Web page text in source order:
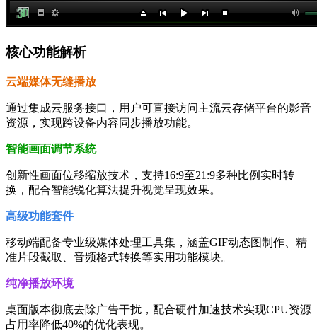
核心功能解析
云端媒体无缝播放
通过集成云服务接口，用户可直接访问主流云存储平台的影音
资源，实现跨设备内容同步播放功能。
智能画面调节系统
创新性画面位移缩放技术，支持16:9至21:9多种比例实时转
换，配合智能锐化算法提升视觉呈现效果。
高级功能套件
移动端配备专业级媒体处理工具集，涵盖GIF动态图制作、精
准片段截取、音频格式转换等实用功能模块。
纯净播放环境
桌面版本彻底去除广告干扰，配合硬件加速技术实现CPU资源
占用率降低40%的优化表现。